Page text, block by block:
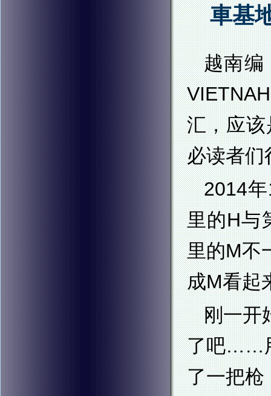
車基
越南编
汇，应
必读者们
2014
里的H与
里的M不
成M看起
刚一开
了吧……
了一把枪